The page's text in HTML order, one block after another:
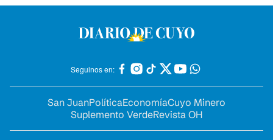
Seguinos en:
San JuanPolíticaEconomíaCuyo Minero
Suplemento VerdeRevista OH